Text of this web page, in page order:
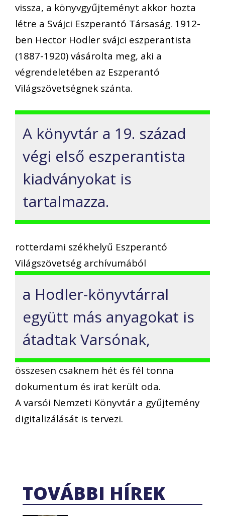
vissza, a könyvgyűjteményt akkor hozta
létre a Svájci Eszperantó Társaság. 1912-
ben Hector Hodler svájci eszperantista
(1887-1920) vásárolta meg, aki a
végrendeletében az Eszperantó
Világszövetségnek szánta.
A könyvtár a 19. század
végi első eszperantista
kiadványokat is
tartalmazza.
rotterdami székhelyű Eszperantó
Világszövetség archívumából
a Hodler-könyvtárral
együtt más anyagokat is
átadtak Varsónak,
összesen csaknem hét és fél tonna
dokumentum és irat került oda.
A varsói Nemzeti Könyvtár a gyűjtemény
digitalizálását is tervezi.
TOVÁBBI HÍREK